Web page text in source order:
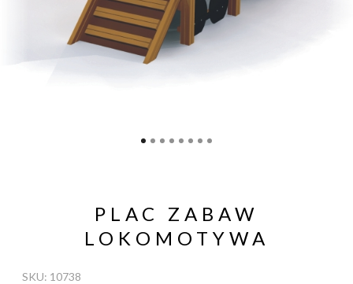
PLAC ZABAW
LOKOMOTYWA
SKU: 10738